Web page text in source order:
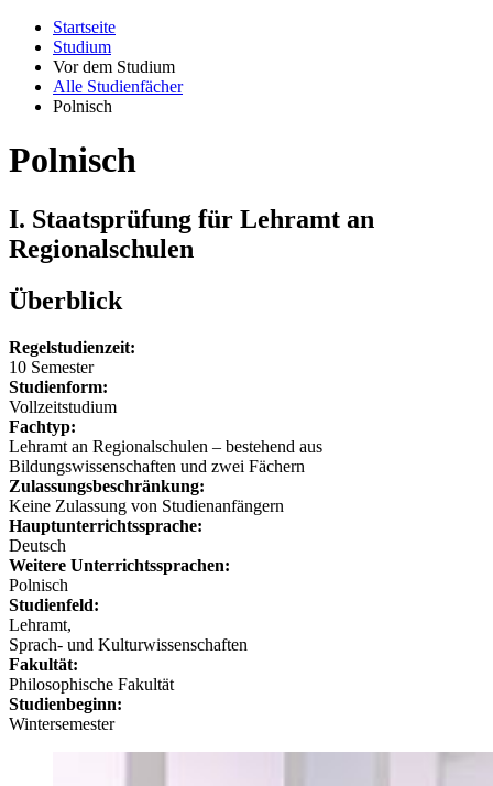
Startseite
Studium
Vor dem Studium
Alle Studienfächer
Polnisch
Polnisch
I. Staatsprüfung für Lehramt an
Regionalschulen
Überblick
Regelstudienzeit:
10 Semester
Studienform:
Vollzeitstudium
Fachtyp:
Lehramt an Regionalschulen ‒ bestehend aus
Bildungswissenschaften und zwei Fächern
Zulassungsbeschränkung:
Keine Zulassung von Studienanfängern
Hauptunterrichtssprache:
Deutsch
Weitere Unterrichtssprachen:
Polnisch
Studienfeld:
Lehramt,
Sprach- und Kulturwissenschaften
Fakultät:
Philosophische Fakultät
Studienbeginn:
Wintersemester